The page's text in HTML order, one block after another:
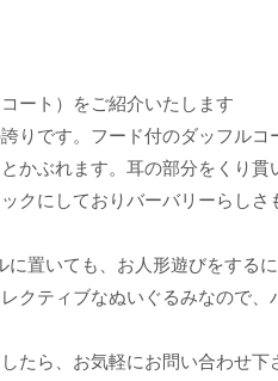
ート）をご紹介いたします
りです。フード付のダッフルコ
かぶれます。耳の部分をくり貫
クにしておりバーバリーらしさ
置いても、お人形遊びをする
クティブなぬいぐるみなので、
たら、お気軽にお問い合わせ下